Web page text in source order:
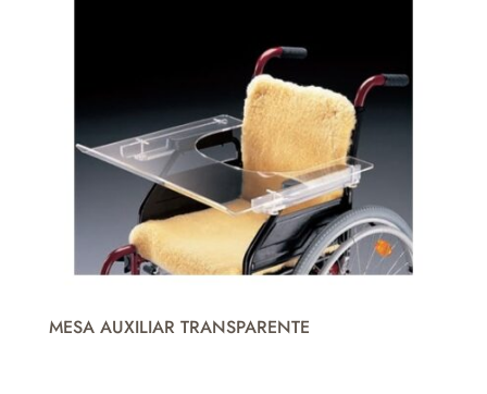
MESA AUXILIAR TRANSPARENTE